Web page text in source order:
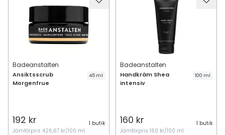
Badeanstalten
Ansiktsscrub
Morgenfrue
45 ml
192 kr
1 butik
Jämförpris 426,67 kr/100 ml
Badeanstalten
Handkräm Shea
intensiv
100 ml
160 kr
1 butik
Jämförpris 160 kr/100 ml